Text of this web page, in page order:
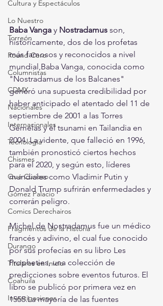
Cultura y Espectáculos
Lo Nuestro
Torreón
Round Cero
Columnistas
CDMX
Nacionales
Internacionales
Tecnología
Chismes
Qué Curioso
Gómez Palacio
Comics Derechairos
Fragmentos de la Historia
Durango
Titulares en Inicio
Coahuila
Investigaciones
Baba Vanga y Nostradamus son,
históricamente, dos de los profetas
más famosos y reconocidos a nivel
mundial,Baba Vanga, conocida como
"Nostradamus de los Balcanes"
generó una supuesta credibilidad por
haber anticipado el atentado del 11 de
septiembre de 2001 a las Torres
Gemelas y el tsunami en Tailandia en
2004. La vidente, que falleció en 1996,
también pronosticó ciertos hechos
para el 2020, y según esto, líderes
mundiales como Vladimir Putin y
Donald Trump​ sufrirán enfermedades y
correrán peligro.
Michel de Nostradamus fue un médico
francés y adivino, el cual fue conocido
por sus profecías en su libro Les
Propheties, una colección de
predicciones sobre eventos futuros. El
libro se publicó por primera vez en
1555.La mayoría de las fuentes